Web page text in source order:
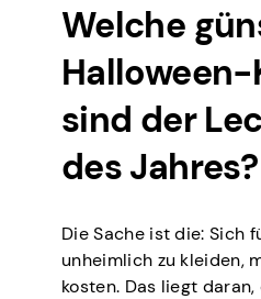
Welche
sind der
des Jahres?
Die Sache ist die: Sich
unheimlich zu kleiden,
kosten. Das liegt